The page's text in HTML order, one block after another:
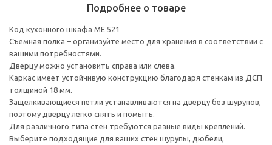
Подробнее о товаре
Код кухонного шкафа ME 521
Съемная полка – организуйте место для хранения в соответствии с
вашими потребностями.
Дверцу можно установить справа или слева.
Каркас имеет устойчивую конструкцию благодаря стенкам из ДСП
толщиной 18 мм.
Защелкивающиеся петли устанавливаются на дверцу без шурупов,
поэтому дверцу легко снять и помыть.
Для различного типа стен требуются разные виды креплений.
Выберите подходящие для ваших стен шурупы, дюбели,